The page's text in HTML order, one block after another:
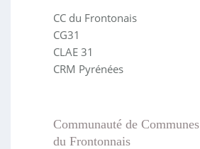
CC du Frontonais
CG31
CLAE 31
CRM Pyrénées
Communauté de Communes
du Frontonnais